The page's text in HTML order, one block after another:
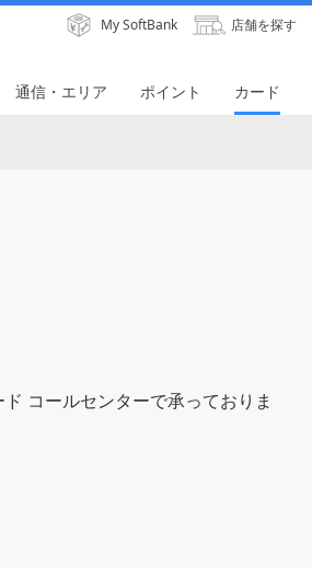
My SoftBank 店舗を探す
通信・エリア ポイント カード
コールセンターで承っておりま